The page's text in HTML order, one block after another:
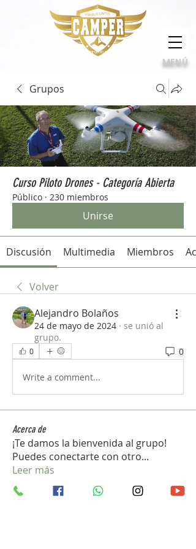
Calidad, compromiso e innovación
MENÚ
Grupos
Curso Piloto Drones - Categoría Abierta
Público · 230 miembros
Unirse
Discusión Multimedia Miembros
Volver
Alejandro Bolaños
24 de mayo de 2024 · se unió al
grupo.
0 0
Write a comment...
Acerca de
¡Te damos la bienvenida al grupo!
Puedes conectarte con otro...
Leer más